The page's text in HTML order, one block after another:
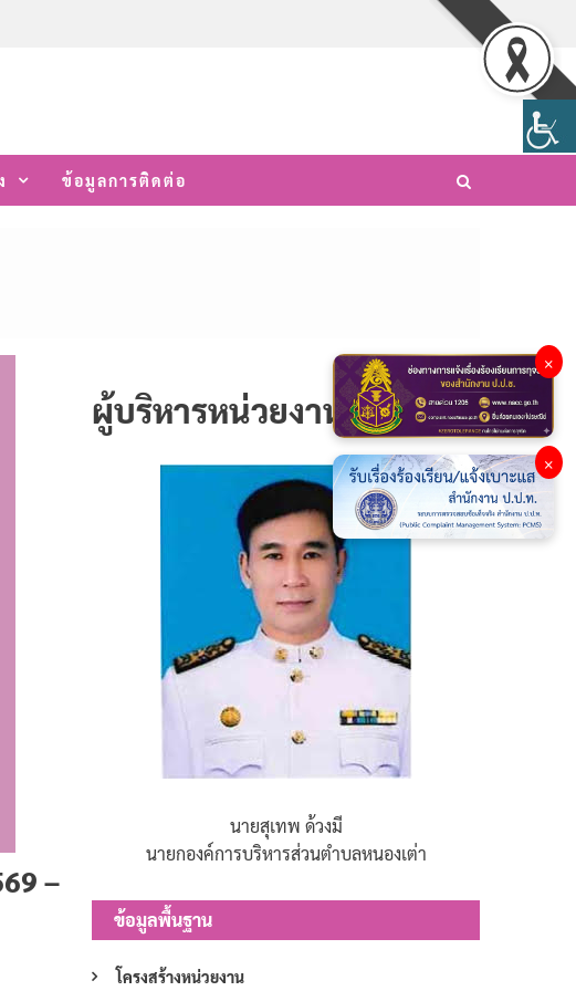
ข้อมูลการติดต่อ
–
ผู้บริหารหน่วยงาน
นายสุเทพ ด้วงมี
นายกองค์การบริหารส่วนตำบลหนองเต่า
ข้อมูลพื้นฐาน
โครงสร้างหน่วยงาน
×
×